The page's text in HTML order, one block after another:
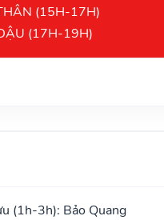
(15H-17H)
(17H-19H)
(1h-3h): Bảo Quang